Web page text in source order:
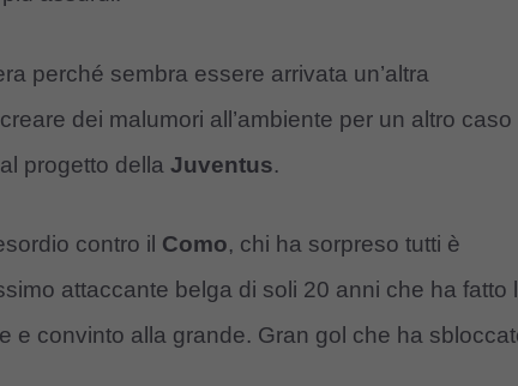
perché sembra essere arrivata un’altra
dei malumori all’ambiente per un altro caso
progetto della Juventus.
contro il Como, chi ha sorpreso tutti è
attaccante belga di soli 20 anni che ha fatto
e convinto alla grande. Gran gol che ha